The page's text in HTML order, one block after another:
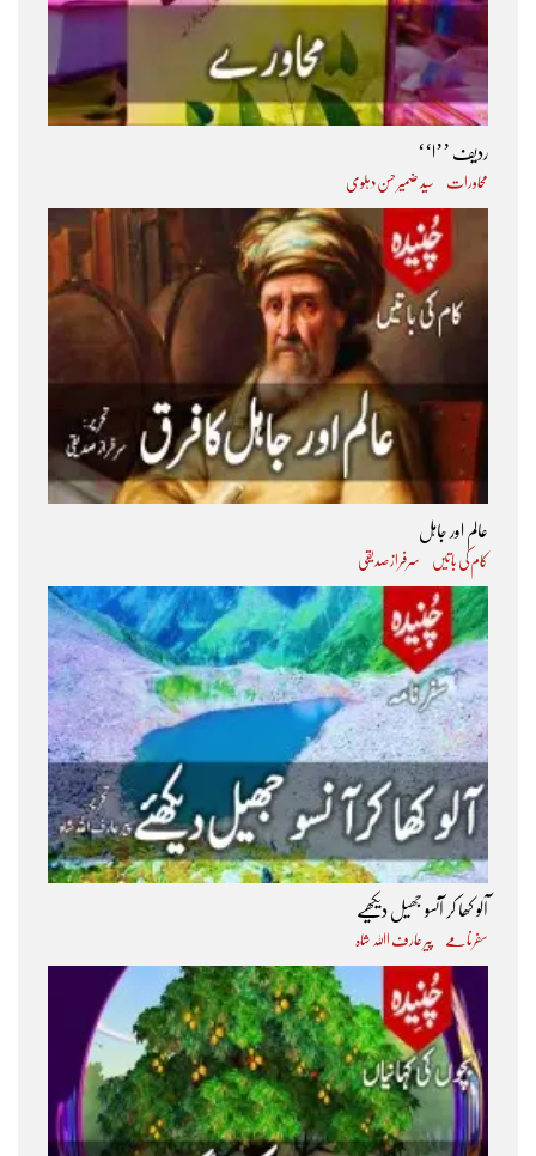
ردیف ’’ا‘‘
محاورات سید ضمیر حسن دہلوی
عالم اور جاہل
کام کی باتیں سرفراز صدیقی
آلو کھا کر آنسو جھیل دیکھیے
سفرنامے پیر عارف اﷲ شاہ